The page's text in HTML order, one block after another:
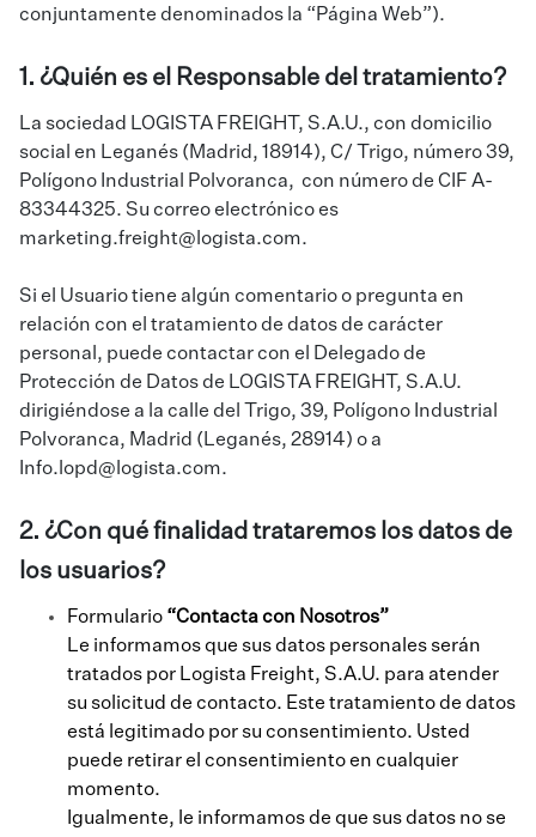
conjuntamente denominados la “Página Web”).
1. ¿Quién es el Responsable del tratamiento?
La sociedad LOGISTA FREIGHT, S.A.U., con domicilio
social en Leganés (Madrid, 18914), C/ Trigo, número 39,
Polígono Industrial Polvoranca, con número de CIF A-
83344325. Su correo electrónico es
marketing.freight@logista.com.
Si el Usuario tiene algún comentario o pregunta en
relación con el tratamiento de datos de carácter
personal, puede contactar con el Delegado de
Protección de Datos de LOGISTA FREIGHT, S.A.U.
dirigiéndose a la calle del Trigo, 39, Polígono Industrial
Polvoranca, Madrid (Leganés, 28914) o a
Info.lopd@logista.com.
2. ¿Con qué finalidad trataremos los datos de
los usuarios?
Formulario “Contacta con Nosotros”
Le informamos que sus datos personales serán
tratados por Logista Freight, S.A.U. para atender
su solicitud de contacto. Este tratamiento de datos
está legitimado por su consentimiento. Usted
puede retirar el consentimiento en cualquier
momento.
Igualmente, le informamos de que sus datos no se